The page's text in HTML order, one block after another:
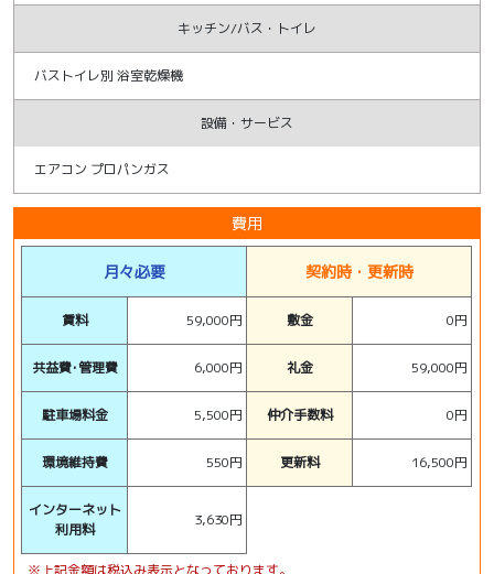
キッチン/バス・トイレ
バストイレ別 浴室乾燥機
設備・サービス
エアコン プロパンガス
費用
月々必要
賃料 59,000円
共益費･管理費 6,000円
駐車場料金 5,500円
環境維持費 550円
インターネット
利用料
3,630円
契約時・更新時
敷金 0円
礼金 59,000円
仲介手数料 0円
更新料 16,500円